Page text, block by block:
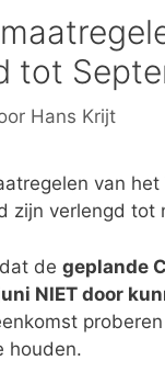
tot
Hans Krijt
van
zijn verlengd tot
de geplande
NIET door
houden.